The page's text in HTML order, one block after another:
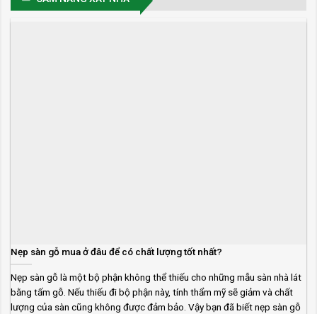
Nẹp sàn gỗ mua ở đâu để có chất lượng tốt nhất?
Nẹp sàn gỗ là một bộ phận không thể thiếu cho những mẫu sàn nhà lát
bằng tấm gỗ. Nếu thiếu đi bộ phận này, tính thẩm mỹ sẽ giảm và chất
lượng của sàn cũng không được đảm bảo. Vậy bạn đã biết nẹp sàn gỗ